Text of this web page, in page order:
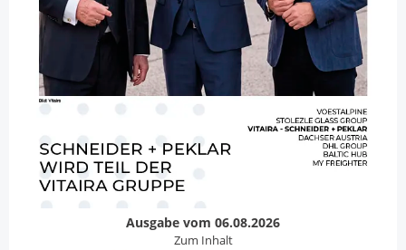
Ausgabe vom 06.08.2026
Zum Inhalt